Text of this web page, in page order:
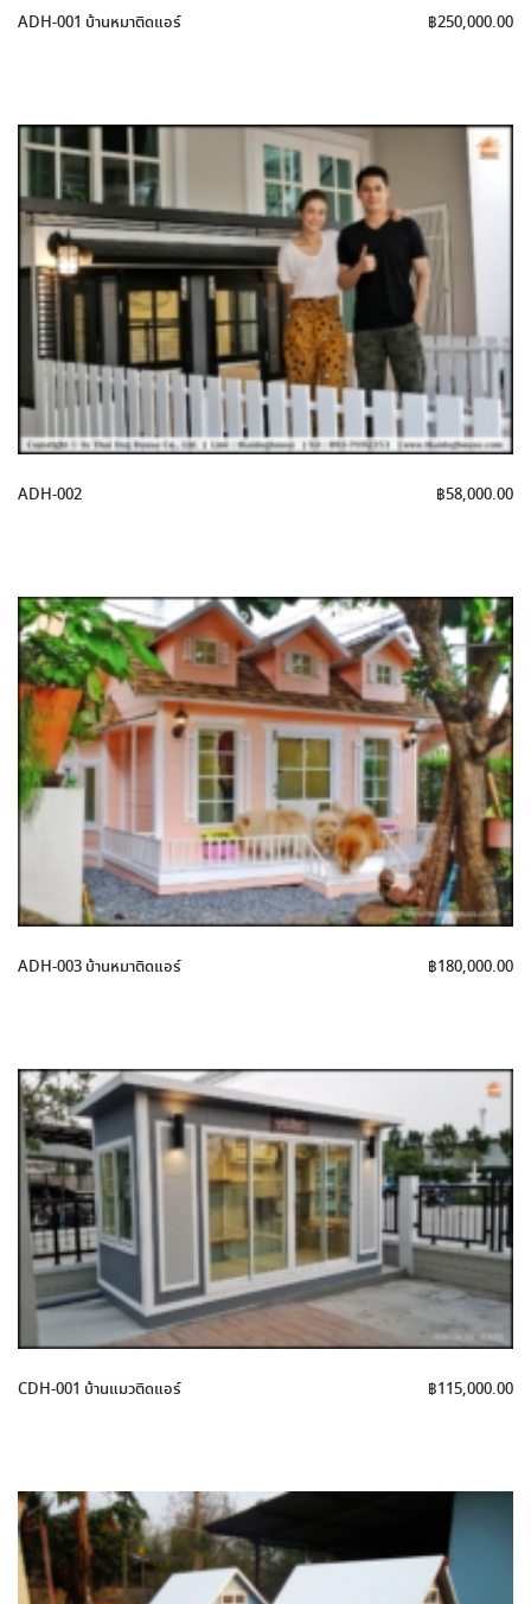
ADH-001 บ้านหมาติดแอร์ ฿250,000.00
ADH-002 ฿58,000.00
ADH-003 บ้านหมาติดแอร์ ฿180,000.00
CDH-001 บ้านแมวติดแอร์ ฿115,000.00